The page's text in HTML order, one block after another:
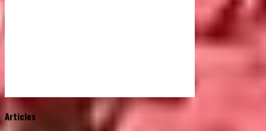
- byVinaGecko.com
Articles